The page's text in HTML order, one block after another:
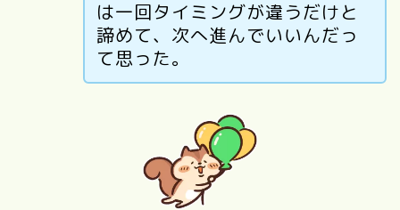
は一回タイミングが違うだけと
諦めて、次へ進んでいいんだっ
て思った。